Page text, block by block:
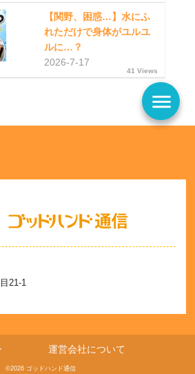
【関野、困惑…】水にふ
れただけで身体がユルユ
ルに…？
2026-7-17
41 Views
menu
21-1
運営会社について
©2026 ゴッドハンド通信